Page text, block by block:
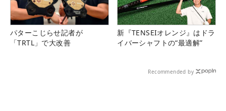
パターこじらせ記者が
「TRTL」で大改善
新『TENSEIオレンジ』はドラ
イバーシャフトの“最適解”
Recommended by